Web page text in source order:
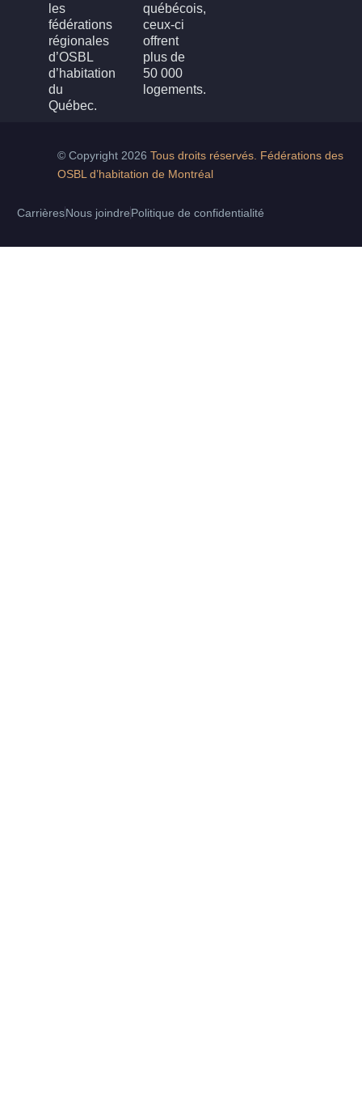
les
fédérations
régionales
d’OSBL
d’habitation
du
Québec.
québécois,
ceux-ci
offrent
plus de
50 000
logements.
© Copyright 2026 Tous droits réservés. Fédérations des
OSBL d’habitation de Montréal
Carrières Nous joindre Politique de confidentialité